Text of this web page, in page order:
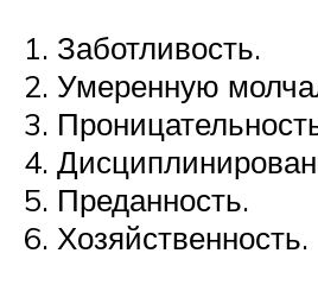
Заботливость.
Умеренную
Преданность.
Хозяйственность.